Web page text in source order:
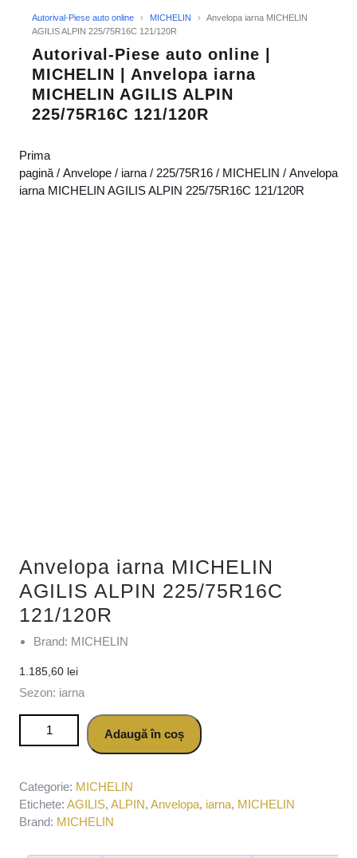
Autorival-Piese auto online › MICHELIN ›
Anvelopa iarna MICHELIN
AGILIS ALPIN 225/75R16C 121/120R
Autorival-Piese auto online |
MICHELIN | Anvelopa iarna
MICHELIN AGILIS ALPIN
225/75R16C 121/120R
Prima
pagină / Anvelope / iarna / 225/75R16 / MICHELIN / Anvelopa
iarna MICHELIN AGILIS ALPIN 225/75R16C 121/120R
Anvelopa iarna MICHELIN
AGILIS ALPIN 225/75R16C
121/120R
Brand: MICHELIN
1.185,60 lei
Sezon: iarna
Cantitate Anvelopa iarna MICHELIN AGILIS ALPIN
225/75R16C 121/120RAdaugă în coș
Categorie: MICHELIN
Etichete: AGILIS, ALPIN, Anvelopa, iarna, MICHELIN
Brand: MICHELIN